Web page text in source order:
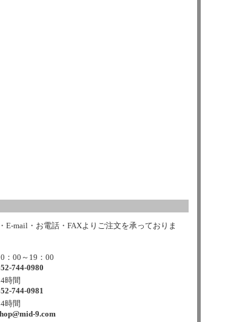
E-mail・お電話・FAXよりご注文を承っておりま
：00～19：00
744-0980
時間
744-0981
時間
9.com